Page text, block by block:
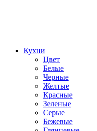
Кухни
Цвет
Белые
Черные
Желтые
Красные
Зеленые
Серые
Бежевые